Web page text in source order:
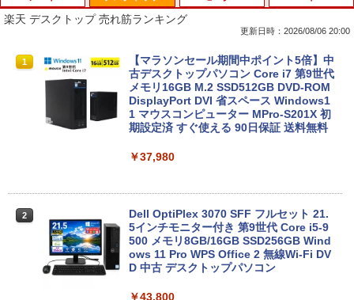
￥5,990
Anker Soundcore P31i ブラック
￥4,990
ラック
￥14,990
[Explicit]
BRUCE WAYNE feat. Flo Milli, ATL Jacob
[Explicit]
￥250
ET ラベルレス ×8本
by Amazon 天然水 ラベルレス 500ml ×24本
富士山の天然水 バナジウム含有 水 ミネラル
ウォーター ペットボトル 静岡県産 500ミリリ
by Amazon 天然水ラベルレス 2L×9本
￥1,117
ンガンコミックス)
異世界居酒屋「のぶ」(22) (角川コミックス・
エース)
コミックスDIGITAL)
￥572
1
【★最大100%ポイント】【新生活応援・
2026】【Office 2019 H&B】富士通 MU
937/Celeron 3865U/メモリ:4GB/8GB/S
SD:128GB/256GB/512GB/1TB/13.3型/
フルHD/wifi/HDMI/USB3.0/中古 ノート
パソコン/モバイルPC/Windows11
￥9,999
2
タブレットPC 中古パソコン Microsoft S
urface Go Windows10 Pro Pentium 44
15Y メモリ 8GB SSD 128GB 10型 無線L
AN Wi-Fi 10インチ B5 本体 / 3ヶ月保証
中古パソコン 中古PC 中古ノートパソコ
楽天 デスクトップ 売れ筋ランキング
更新日時：2026/08/06 20:00
1
【マラソンセール期間中ポイント5倍】中
古デスクトップパソコン Core i7 第9世代
メモリ16GB M.2 SSD512GB DVD-ROM
DisplayPort DVI 省スペース Windows1
1 マウスコンピューター MPro-S201X 初
期設定済 すぐ使える 90日保証 送料無料
￥37,980
2
Dell OptiPlex 3070 SFF フルセット 21.
5インチモニター付き 第9世代 Core i5-9
500 メモリ8GB/16GB SSD256GB Wind
ows 11 Pro WPS Office 2 無線Wi-Fi DV
D 中古 デスクトップパソコン
￥43,800